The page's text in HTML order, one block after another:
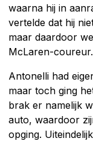
waarna hij in
vertelde dat hij
maar daardoor
McLaren-coureur.
Antonelli had
maar toch ging
brak er namelijk
auto, waardoor
opging.